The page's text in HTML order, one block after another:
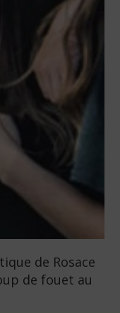
de Rosace
de fouet au